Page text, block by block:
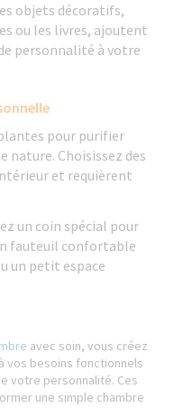
objets décoratifs,
ou les livres, ajoutent
personnalité à votre
pour purifier
nature. Choisissez des
et requièrent
un coin spécial pour
fauteuil confortable
un petit espace
avec soin, vous créez
vos besoins fonctionnels
votre personnalité. Ces
une simple chambre